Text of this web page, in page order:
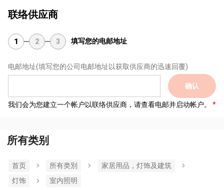
联络供应商
1 2 3 填写您的电邮地址
电邮地址(填写您的公司电邮地址以获取供应商的迅速回覆)
确认
我们会为您建立一个帐户以联络供应商，请查看电邮并启动帐户。
所有类别
首页 所有类別
家居用品，灯饰及建筑
灯饰
室内照明